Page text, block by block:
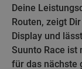
Deine
Routen, zeigt
Display und
Suunto Race ist
für das nächste